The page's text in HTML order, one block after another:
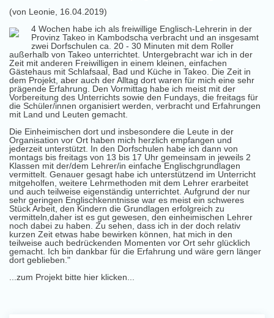
(von Leonie, 16.04.2019)
4 Wochen habe ich als freiwillige Englisch-Lehrerin in der
Provinz Takeo in Kambodscha verbracht und an insgesamt
zwei Dorfschulen ca. 20 - 30 Minuten mit dem Roller
außerhalb von Takeo unterrichtet. Untergebracht war ich in der
Zeit mit anderen Freiwilligen in einem kleinen, einfachen
Gästehaus mit Schlafsaal, Bad und Küche in Takeo. Die Zeit in
dem Projekt, aber auch der Alltag dort waren für mich eine sehr
prägende Erfahrung. Den Vormittag habe ich meist mit der
Vorbereitung des Unterrichts sowie den Fundays, die freitags für
die Schüler/innen organisiert werden, verbracht und Erfahrungen
mit Land und Leuten gemacht.
Die Einheimischen dort und insbesondere die Leute in der
Organisation vor Ort haben mich herzlich empfangen und
jederzeit unterstützt. In den Dorfschulen habe ich dann von
montags bis freitags von 13 bis 17 Uhr gemeinsam in jeweils 2
Klassen mit der/dem Lehrer/in einfache Englischgrundlagen
vermittelt. Genauer gesagt habe ich unterstützend im Unterricht
mitgeholfen, weitere Lehrmethoden mit dem Lehrer erarbeitet
und auch teilweise eigenständig unterrichtet. Aufgrund der nur
sehr geringen Englischkenntnisse war es meist ein schweres
Stück Arbeit, den Kindern die Grundlagen erfolgreich zu
vermitteln,daher ist es gut gewesen, den einheimischen Lehrer
noch dabei zu haben. Zu sehen, dass ich in der doch relativ
kurzen Zeit etwas habe bewirken können, hat mich in den
teilweise auch bedrückenden Momenten vor Ort sehr glücklich
gemacht. Ich bin dankbar für die Erfahrung und wäre gern länger
dort geblieben."
...zum Projekt bitte hier klicken...